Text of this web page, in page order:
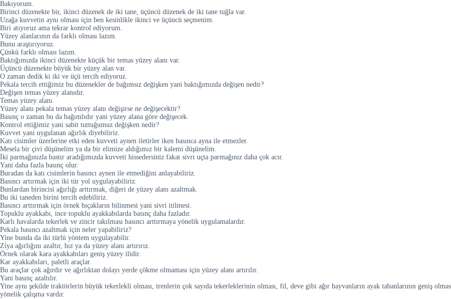
Bakıyorum.
Birinci düzenekte bir, ikinci düzenek de iki tane, üçüncü düzenek de iki tane tuğla var.
Uzağa kuvvetin aynı olması için ben kesinlikle ikinci ve üçüncü seçmenim.
Biri atıyoruz ama tekrar kontrol ediyorum.
Yüzey alanlarının da farklı olması lazım.
Bunu araştırıyoruz.
Çünkü farklı olması lazım.
Baktığımızda ikinci düzenekte küçük bir temas yüzey alanı var.
Üçüncü düzenekte büyük bir yüzey alan var.
O zaman dedik ki iki ve üçü tercih ediyoruz.
Pekala tercih ettiğimiz bu düzenekler de bağımsız değişken yani baktığımızda değişen nedir?
Değişen temas yüzey alanıdır.
Temas yüzey alanı.
Yüzey alanı pekala temas yüzey alanı değişirse ne değişecektir?
Basınç o zaman bu da bağımlıdır yani yüzey alana göre değişecek.
Kontrol ettiğimiz yani sabit tuttuğumuz değişken nedir?
Kuvvet yani uygulanan ağırlık diyebiliriz.
Katı cisimler üzerlerine etki eden kuvveti aynen iletirler iken basınca ayna ile etmezler.
Mesela bir çivi düşünelim ya da bir elimize aldığımız bir kalemi düşünelim.
İki parmağınızla bastır aradığımızda kuvveti hissedersiniz fakat sivri uçta parmağınız daha çok acır.
Yani daha fazla basınç olur.
Buradan da katı cisimlerin basıncı aynen ile etmediğini anlayabiliriz.
Basıncı artırmak için iki tür yol uygulayabiliriz.
Bunlardan birincisi ağırlığı arttırmak, diğeri de yüzey alanı azaltmak.
Bu iki taneden birini tercih edebiliriz.
Basıncı arttırmak için örnek bıçakların bilinmesi yani sivri itilmesi.
Topuklu ayakkabı, ince topuklu ayakkabılarda basınç daha fazladır.
Karlı havalarda tekerlek ve zincir takılması basıncı arttırmaya yönelik uygulamalardır.
Pekala basıncı azaltmak için neler yapabiliriz?
Yine bunda da iki türlü yöntem uygulayabilir.
Zi̇ya ağırlığını azaltır, hız ya da yüzey alanı artırırız.
Örnek olarak kara ayakkabıları geniş yüzey ilidir.
Kar ayakkabıları, paletli araçlar.
Bu araçlar çok ağırdır ve ağırlıktan dolayı yerde çökme olmaması için yüzey alanı artırılır.
Yani basınç azaltılır.
Yine aynı şekilde traktörlerin büyük tekerlekli olması, trenlerin çok sayıda tekerleklerinin olması, fil, deve gibi ağır hayvanların ayak tabanlarının geniş
yönelik çalışma vardır.